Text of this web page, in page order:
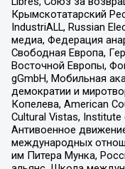
Крымскотатарский
IndustriALL, Russian
медиа, Федерация
Свободная Европа,
Восточной Европы,
gGmbH, Мобильная
демократии и
Копелева, American
Cultural Vistas,
Антивоенное
международных
им Питера Мунка,